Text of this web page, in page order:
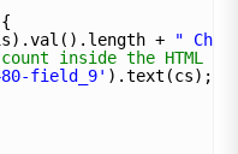
{
+
"
inside the HTML
field_9' ).text(cs);